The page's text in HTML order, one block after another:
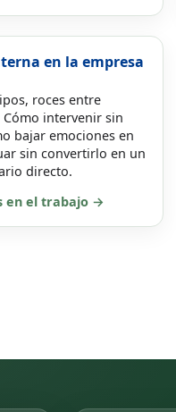
en la empresa
roces entre
intervenir sin
bajar emociones en
sin convertirlo en un
directo.
en el trabajo →